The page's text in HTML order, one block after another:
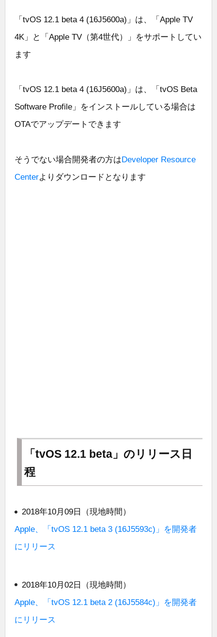
「tvOS 12.1 beta 4 (16J5600a)」は、「Apple TV
4K」と「Apple TV（第4世代）」をサポートしてい
ます
「tvOS 12.1 beta 4 (16J5600a)」は、「tvOS Beta
Software Profile」をインストールしている場合は
OTAでアップデートできます
そうでない場合開発者の方はDeveloper Resource
Centerよりダウンロードとなります
「tvOS 12.1 beta」のリリース日
程
2018年10月09日（現地時間）
Apple、「tvOS 12.1 beta 3 (16J5593c)」を開発者
にリリース
2018年10月02日（現地時間）
Apple、「tvOS 12.1 beta 2 (16J5584c)」を開発者
にリリース